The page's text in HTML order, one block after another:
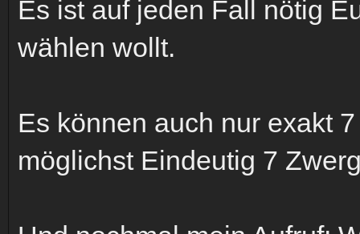
Es ist auf jeden Fall nötig
wählen wollt.
Es können auch nur exakt
möglichst Eindeutig 7